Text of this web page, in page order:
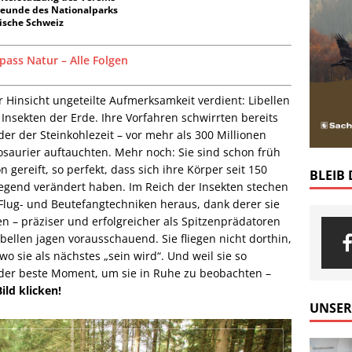
des Nationalparks
Schweiz
Natur – Alle Folgen
ungeteilte Aufmerksamkeit verdient: Libellen
der Erde. Ihre Vorfahren schwirrten bereits
der Steinkohlezeit – vor mehr als 300 Millionen
auftauchten. Mehr noch: Sie sind schon früh
gereift, so perfekt, dass sich ihre Körper seit 150
verändert haben. Im Reich der Insekten stechen
und Beutefangtechniken heraus, dank derer sie
– präziser und erfolgreicher als Spitzenprädatoren
jagen vorausschauend. Sie fliegen nicht dorthin,
sie als nächstes „sein wird“. Und weil sie so
beste Moment, um sie in Ruhe zu beobachten –
klicken!
BLEIB